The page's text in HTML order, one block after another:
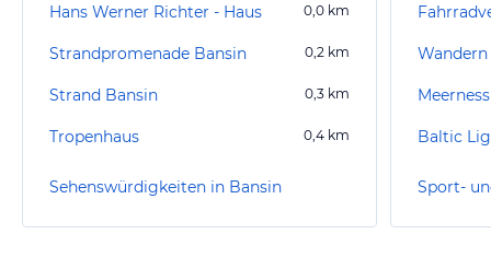
Hans Werner Richter - Haus 0,0 km
Strandpromenade Bansin 0,2 km
Strand Bansin 0,3 km
Tropenhaus 0,4 km
Sehenswürdigkeiten in Bansin
Baltic
Sport-